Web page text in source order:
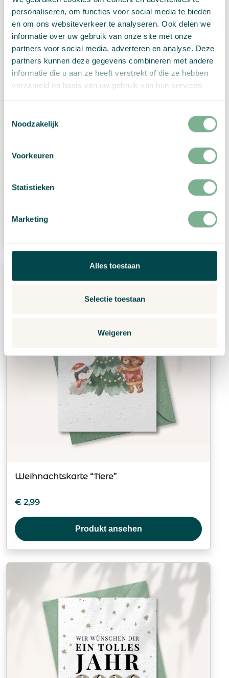
personaliseren, om functies voor social media te bieden
en om ons websiteverkeer te analyseren. Ook delen we
informatie over uw gebruik van onze site met onze
partners voor social media, adverteren en analyse. Deze
partners kunnen deze gegevens combineren met andere
informatie die u aan ze heeft verstrekt of die ze hebben
verzameld op basis van uw gebruik van hun services.
Noodzakelijk
Voorkeuren
Statistieken
Marketing
Alles toestaan
Selectie toestaan
Weigeren
Weihnachtskarte “Tiere”
€ 2,99
Produkt ansehen